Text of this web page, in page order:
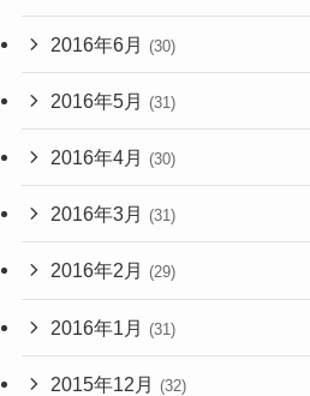
2016年6月 (30)
2016年5月 (31)
2016年4月 (30)
2016年3月 (31)
2016年2月 (29)
2016年1月 (31)
2015年12月 (32)